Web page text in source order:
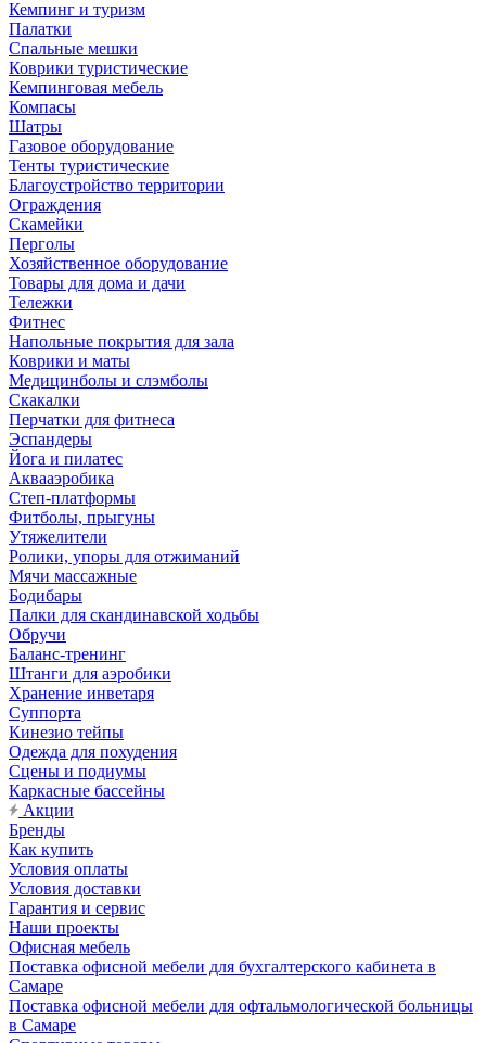
Кемпинг и туризм
Палатки
Спальные мешки
Коврики туристические
Кемпинговая мебель
Компасы
Шатры
Газовое оборудование
Тенты туристические
Благоустройство территории
Ограждения
Скамейки
Перголы
Хозяйственное оборудование
Товары для дома и дачи
Тележки
Фитнес
Напольные покрытия для зала
Коврики и маты
Медицинболы и слэмболы
Скакалки
Перчатки для фитнеса
Эспандеры
Йога и пилатес
Аквааэробика
Степ-платформы
Фитболы, прыгуны
Утяжелители
Ролики, упоры для отжиманий
Мячи массажные
Бодибары
Палки для скандинавской ходьбы
Обручи
Баланс-тренинг
Штанги для аэробики
Хранение инветаря
Суппорта
Кинезио тейпы
Одежда для похудения
Сцены и подиумы
Каркасные бассейны
Акции
Бренды
Как купить
Условия оплаты
Условия доставки
Гарантия и сервис
Наши проекты
Офисная мебель
Поставка офисной мебели для бухгалтерского кабинета в
Самаре
Поставка офисной мебели для офтальмологической больницы
в Самаре